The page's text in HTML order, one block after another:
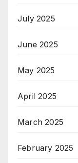
July 2025
June 2025
May 2025
April 2025
March 2025
February 2025